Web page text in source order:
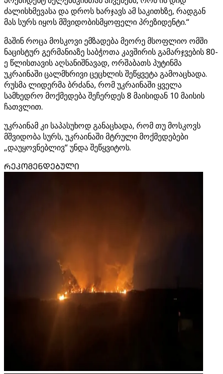
ძალისხმევასა და დროს ხარჯავს ამ საკითხზე, რადგან
მას სურს იყოს მშვიდობისმყოფელი პრეზიდენტი.“
მაშინ როცა მოსკოვი ემზადება მეორე მსოფლიო ომში
ნაცისტურ გერმანიაზე საბჭოთა კავშირის გამარჯვების 80-
ე წლისთავის აღსანიშნავად, ორშაბათს პუტინმა
უკრაინაში ცალმხრივი ცეცხლის შეწყვეტა გამოაცხადა.
რუსმა ლიდერმა ბრძანა, რომ უკრაინაში ყველა
სამხედრო მოქმედება შეჩერდეს 8 მაისიდან 10 მაისის
ჩათვლით.
უკრაინამ კი საპასუხოდ განაცხადა, რომ თუ მოსკოვს
მშვიდობა სურს, უკრაინაში მტრული მოქმედებები
„დაუყოვნებლივ“ უნდა შეწყვიტოს.
ᲠᲔᲙᲝᲛᲔᲜᲓᲔᲑᲣᲚᲘ